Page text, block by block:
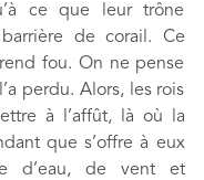
ce que leur trône
de corail. Ce
fou. On ne pense
perdu. Alors, les rois
à l’affût, là où la
que s’offre à eux
d’eau, de vent et